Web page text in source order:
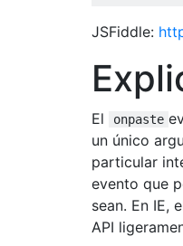
}
//
return
}
function
// If
elem
JSFiddle:
El onpaste
un único
particular
evento que
sean. En IE,
API